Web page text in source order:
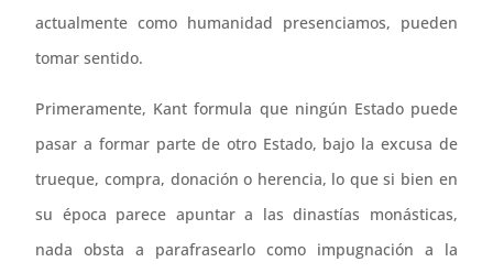
actualmente como humanidad presenciamos, pueden
tomar sentido.
Primeramente, Kant formula que ningún Estado puede
pasar a formar parte de otro Estado, bajo la excusa de
trueque, compra, donación o herencia, lo que si bien en
su época parece apuntar a las dinastías monásticas,
nada obsta a parafrasearlo como impugnación a la